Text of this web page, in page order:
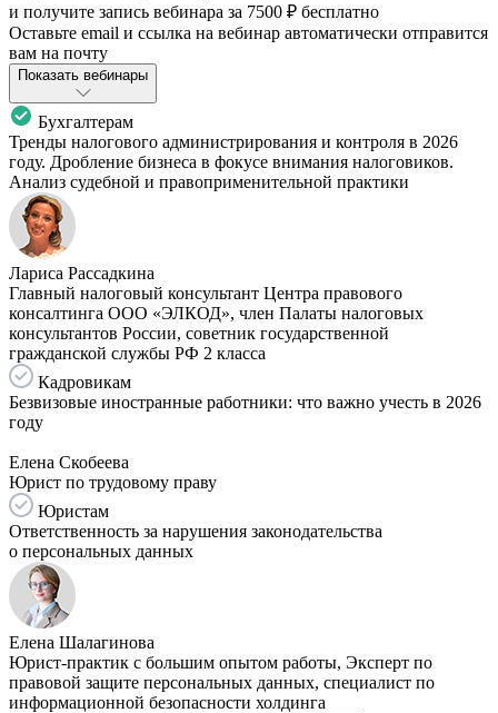
и получите запись вебинара за 7500 ₽ бесплатно
Оставьте email и ссылка на вебинар автоматически отправится
вам на почту
Показать вебинары
Бухгалтерам
Тренды налогового администрирования и контроля в 2026
году. Дробление бизнеса в фокусе внимания налоговиков.
Анализ судебной и правоприменительной практики
Лариса Рассадкина
Главный налоговый консультант Центра правового
консалтинга ООО «ЭЛКОД», член Палаты налоговых
консультантов России, советник государственной
гражданской службы РФ 2 класса
Кадровикам
Безвизовые иностранные работники: что важно учесть в 2026
году
Елена Скобеева
Юрист по трудовому праву
Юристам
Ответственность за нарушения законодательства
о персональных данных
Елена Шалагинова
Юрист-практик с большим опытом работы, Эксперт по
правовой защите персональных данных, специалист по
информационной безопасности холдинга